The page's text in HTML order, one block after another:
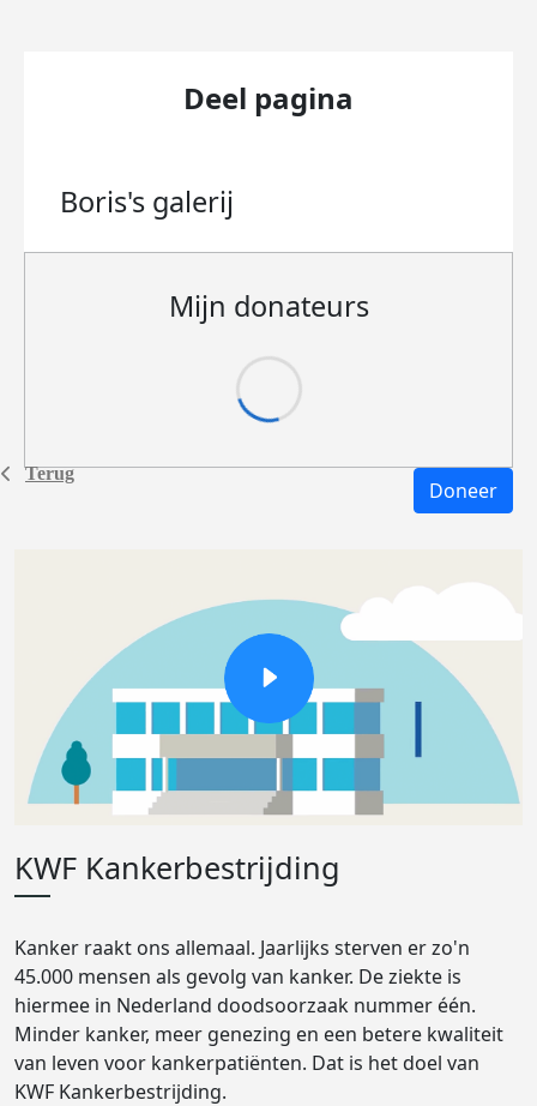
Terug
Deel pagina
Boris's galerij
Mijn donateurs
Doneer
KWF Kankerbestrijding
Kanker raakt ons allemaal. Jaarlijks sterven er zo'n
45.000 mensen als gevolg van kanker. De ziekte is
hiermee in Nederland doodsoorzaak nummer één.
Minder kanker, meer genezing en een betere kwaliteit
van leven voor kankerpatiënten. Dat is het doel van
KWF Kankerbestrijding.